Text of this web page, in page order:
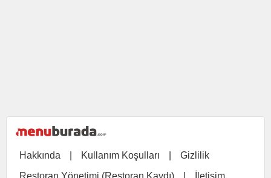
Hakkında Kullanım Koşulları
Gizlilik
Restoran Yönetimi (Restoran Kaydı)
İletişim